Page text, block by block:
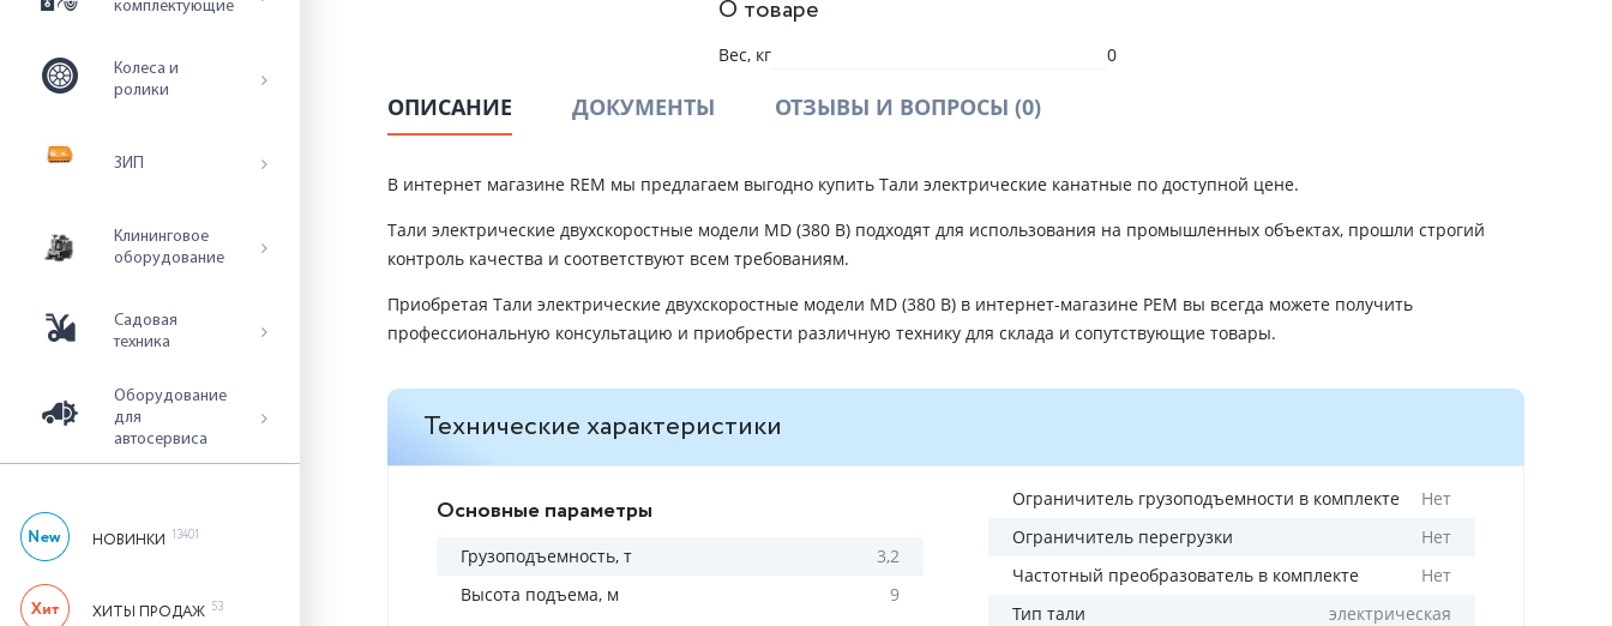
комплектующие
Колеса и
ролики
ЗИП
Клининговое
оборудование
Садовая
техника
Оборудование
для
автосервиса
НОВИНКИ 13401
ХИТЫ ПРОДАЖ 53
О товаре
Вес, кг 0
ОПИСАНИЕ ДОКУМЕНТЫ ОТЗЫВЫ И ВОПРОСЫ (0)
В интернет магазине REM мы предлагаем выгодно купить Тали электрические канатные по доступной цене.
Тали электрические двухскоростные модели MD (380 В) подходят для использования на промышленных объектах, прошли строгий
контроль качества и соответствуют всем требованиям.
Приобретая Тали электрические двухскоростные модели MD (380 В) в интернет-магазине РЕМ вы всегда можете получить
профессиональную консультацию и приобрести различную технику для склада и сопутствующие товары.
Технические характеристики
Основные параметры
Грузоподъемность, т
3,2
Высота подъема, м
9
Ограничитель грузоподъемности в комплекте
Нет
Ограничитель перегрузки
Нет
Частотный преобразователь в комплекте
Нет
Тип тали
электрическая